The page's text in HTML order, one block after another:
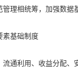
管理相统筹，加强数
基础制度
流通利用、收益分配